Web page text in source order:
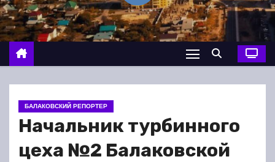
о
м
у
БАЛАКОВСКИЙ РЕПОРТЕР
Начальник турбинного
цеха №2 Балаковской